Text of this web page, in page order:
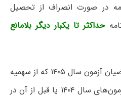
در صورت انصراف از تحصیل
حداکثر تا یکبار دیگر بلامانع
🔴 با توجه به موارد فوق متقاضیان آزمون سال ۱۴۰۵ که از سهمیه
ایثارگران استفاده کرده و در آزمون‌های سال ۱۴۰۴ یا قبل از آن در